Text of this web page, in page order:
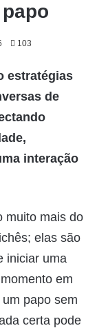
103
estratégias
de
interação
muito mais do
elas são
iniciar uma
em
papo sem
certa pode